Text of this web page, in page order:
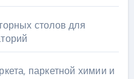
столов для
паркетной химии и